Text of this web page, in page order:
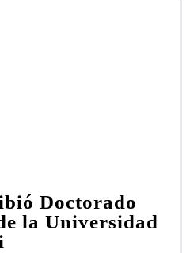
Doctorado
la Universidad